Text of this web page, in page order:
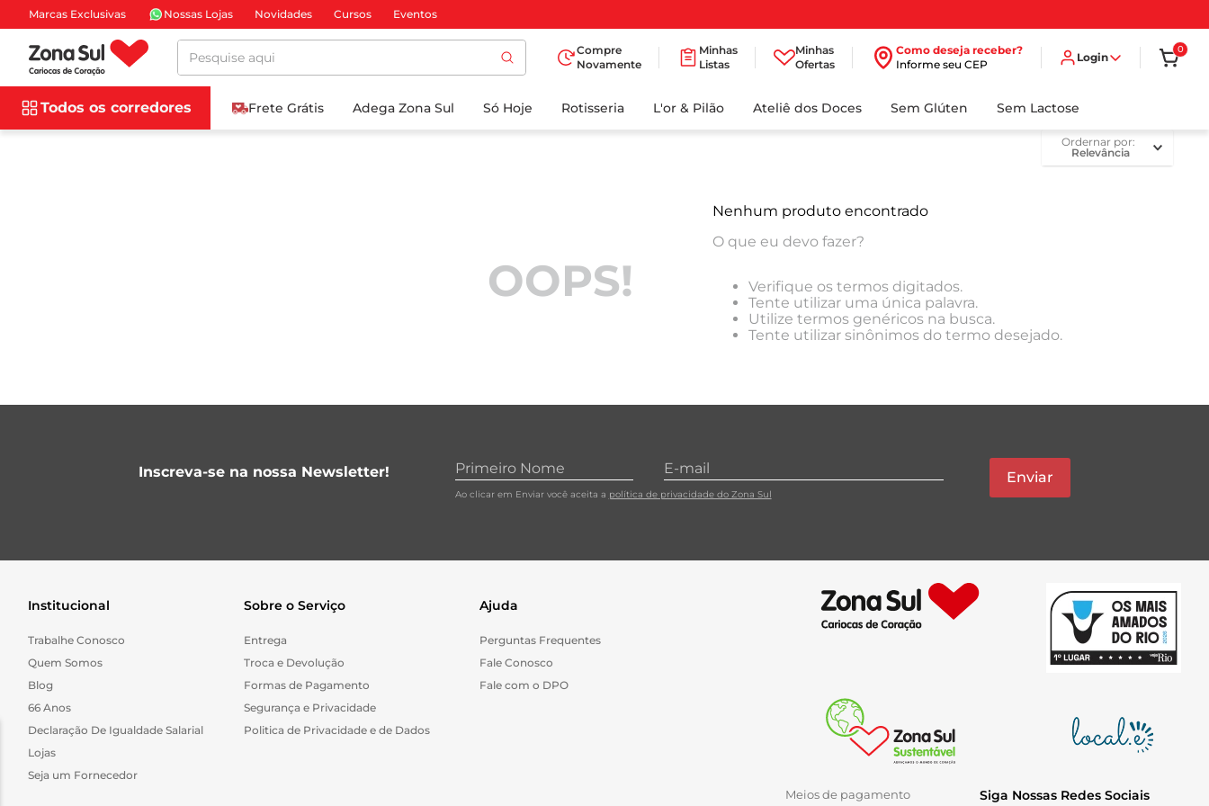
Marcas Exclusivas Nossas Lojas Novidades Cursos Eventos
Pesquise aqui
Compre
Novamente
Minhas
Listas
Minhas
Ofertas
Como deseja receber?
Informe seu CEP
Login
0
Todos os corredores Frete Grátis Adega Zona Sul Só Hoje Rotisseria L'or & Pilão Ateliê dos Doces Sem Glúten Sem Lactose
ordernar por
Relevância
OOPS!
Nenhum produto encontrado
O que eu devo fazer?
Verifique os termos digitados.
Tente utilizar uma única palavra.
Utilize termos genéricos na busca.
Tente utilizar sinônimos do termo desejado.
Inscreva-se na nossa Newsletter!
Ao clicar em Enviar você aceita a política de privacidade do Zona Sul
Enviar
Institucional
Trabalhe Conosco
Quem Somos
Blog
66 Anos
Declaração De Igualdade Salarial
Lojas
Seja um Fornecedor
Sobre o Serviço
Entrega
Troca e Devolução
Formas de Pagamento
Segurança e Privacidade
Politica de Privacidade e de Dados
Ajuda
Perguntas Frequentes
Fale Conosco
Fale com o DPO
Meios de pagamento Siga Nossas Redes Sociais
BUSCADOS
5
azeite
6º
detergente